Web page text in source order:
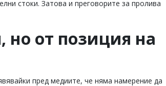
стоки. Затова и преговорите за пролива
от позиция на
пред медиите, че няма намерение да